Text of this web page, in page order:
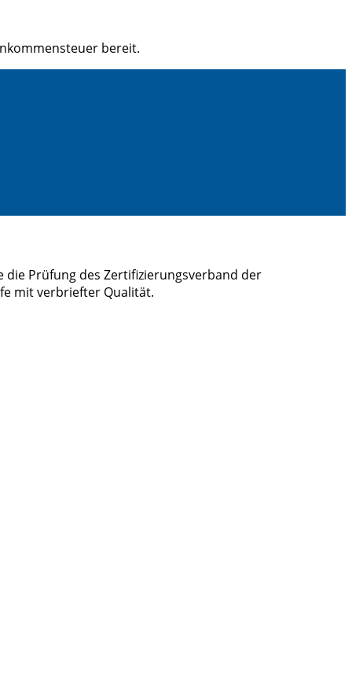
bereit.
die Prüfung des Zertifizierungsverband der
mit verbriefter Qualität.